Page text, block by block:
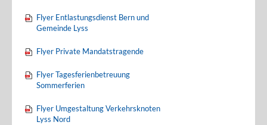
Flyer Entlastungsdienst Bern und
Gemeinde Lyss
Flyer Private Mandatstragende
Flyer Tagesferienbetreuung
Sommerferien
Flyer Umgestaltung Verkehrsknoten
Lyss Nord